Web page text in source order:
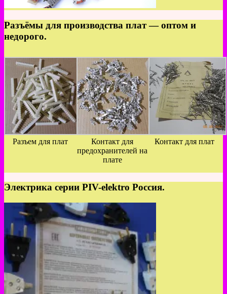
Разъёмы для производства плат — оптом и
недорого.
Разъем для плат
Контакт для
предохранителей на
плате
Контакт для плат
Электрика серии PIV-elektro Россия.